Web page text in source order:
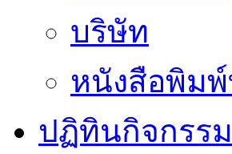
บริษัท
หนังสือพิม
ปฏิทินกิจกรรม